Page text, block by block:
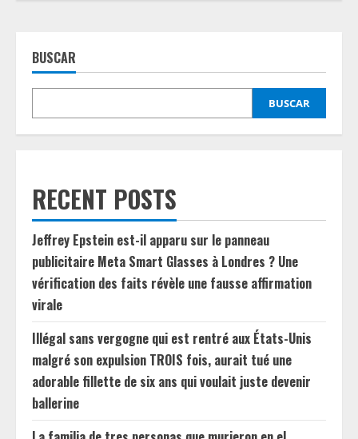
BUSCAR
BUSCAR
RECENT POSTS
Jeffrey Epstein est-il apparu sur le panneau
publicitaire Meta Smart Glasses à Londres ? Une
vérification des faits révèle une fausse affirmation
virale
Illégal sans vergogne qui est rentré aux États-Unis
malgré son expulsion TROIS fois, aurait tué une
adorable fillette de six ans qui voulait juste devenir
ballerine